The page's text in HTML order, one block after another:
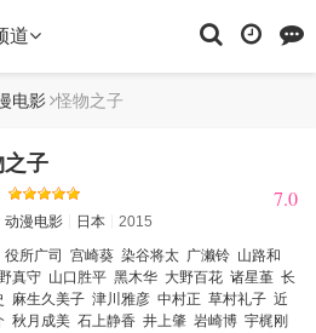
道
电影 怪物之子
之子
7.0
动漫电影 日本
2015
役所广司 宫崎葵 染谷将太 广濑铃 山路和
真守 山口胜平 黑木华 大野百花 诸星堇 长
麻生久美子 津川雅彦 中村正 草村礼子 近
秋月成美 石上静香 井上肇 岩崎博 宇梶刚